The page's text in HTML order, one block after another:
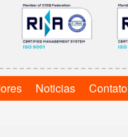
Noticias Contato